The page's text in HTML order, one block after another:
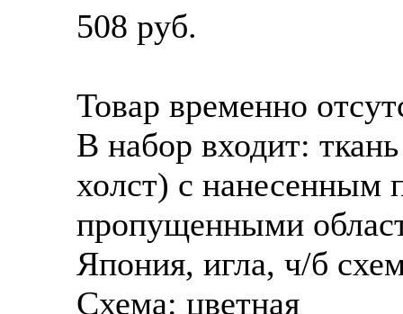
508 руб.
Товар временно
В набор входит:
холст) с нанесенным
пропущенными
Япония, игла, ч/б
Схема: цветная